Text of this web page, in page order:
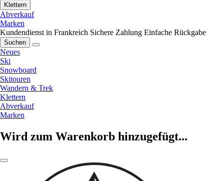
Klettern
Abverkauf
Marken
Kundendienst in Frankreich Sichere Zahlung Einfache Rückgabe
Suchen
Neues
Ski
Snowboard
Skitouren
Wandern & Trek
Klettern
Abverkauf
Marken
Wird zum Warenkorb hinzugefügt...